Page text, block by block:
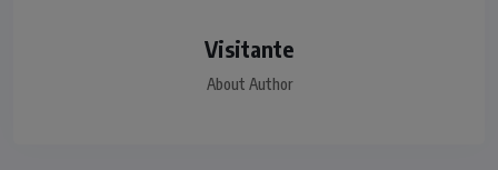
Visitante
About Author